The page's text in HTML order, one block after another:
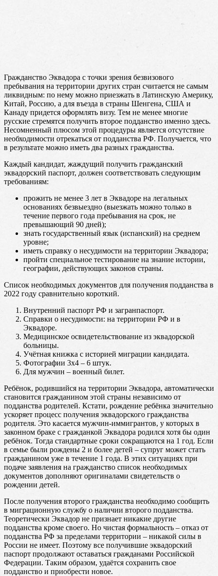
Гражданство Эквадора с точки зрения безвизового
пребывания на территории других стран считается не самым
ликвидным: по нему можно приезжать в Латинскую Америку,
Китай, Россию, а для въезда в страны Шенгена, США и
Канаду придется оформлять визу. Тем не менее многие
русские стремятся получить второе подданство именно здесь.
Несомненный плюсом этой процедуры является отсутствие
необходимости отрекаться от подданства РФ. Получается, что
в результате можно иметь два разных гражданства.
Каждый кандидат, жаждущий получить гражданский
эквадорский паспорт, должен соответствовать следующим
требованиям:
прожить не менее 3 лет в Эквадоре на легальных
основаниях безвыездно (выезжать можно только в
течение первого года пребывания на срок, не
превышающий 90 дней);
знать государственный язык (испанский) на среднем
уровне;
иметь справку о несудимости на территории Эквадора;
пройти специальное тестирование на знание истории,
географии, действующих законов страны.
Список необходимых документов для получения подданства в
2022 году сравнительно короткий.
Внутренний паспорт РФ и загранпаспорт.
Справки о несудимости: на территории РФ и в
Эквадоре.
Медицинское освидетельствование из эквадорской
больницы.
Учётная книжка с историей миграции кандидата.
Фотографии 3х4 – 6 штук.
Для мужчин – военный билет.
Ребёнок, родившийся на территории Эквадора, автоматически
становится гражданином этой страны независимо от
подданства родителей. Кстати, рождение ребёнка значительно
ускоряет процесс получения эквадорского гражданства
родителя. Это касается мужчин-иммигрантов, у которых в
законном браке с гражданкой Эквадора родился хотя бы один
ребёнок. Тогда стандартные сроки сокращаются на 1 год. Если
в семье были рождены 2 и более детей – супруг может стать
гражданином уже в течение 1 года. В этих ситуациях при
подаче заявления на гражданство список необходимых
документов дополняют оригиналами свидетельств о
рождении детей.
После получения второго гражданства необходимо сообщить
в миграционную службу о наличии второго подданства.
Теоретически Эквадор не признает никакие другие
подданства кроме своего. Но чистая формальность – отказ от
подданства РФ за пределами территории – никакой силы в
России не имеет. Поэтому все получившие эквадорский
паспорт продолжают оставаться гражданами Российской
Федерации. Таким образом, удаётся сохранить свое
подданство и приобрести новое.